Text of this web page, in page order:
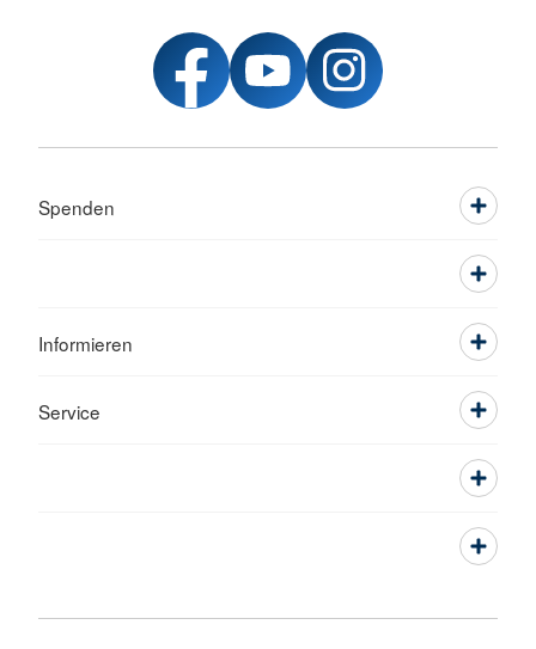
Spenden
Informieren
Service